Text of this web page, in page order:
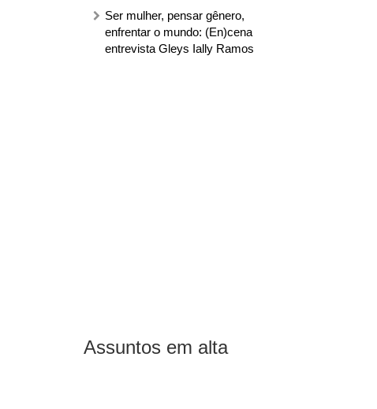
Ser mulher, pensar gênero,
enfrentar o mundo: (En)cena
entrevista Gleys Ially Ramos
Assuntos em alta